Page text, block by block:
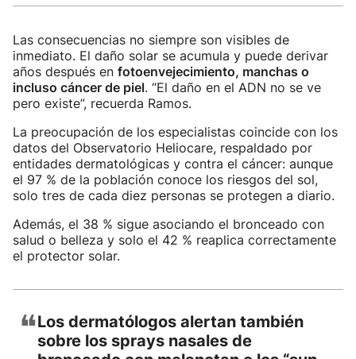
Las consecuencias no siempre son visibles de
inmediato. El daño solar se acumula y puede derivar
años después en fotoenvejecimiento, manchas o
incluso cáncer de piel. “El daño en el ADN no se ve
pero existe”, recuerda Ramos.
La preocupación de los especialistas coincide con los
datos del Observatorio Heliocare, respaldado por
entidades dermatológicas y contra el cáncer: aunque
el 97 % de la población conoce los riesgos del sol,
solo tres de cada diez personas se protegen a diario.
Además, el 38 % sigue asociando el bronceado con
salud o belleza y solo el 42 % reaplica correctamente
el protector solar.
❝Los dermatólogos alertan también
sobre los sprays nasales de